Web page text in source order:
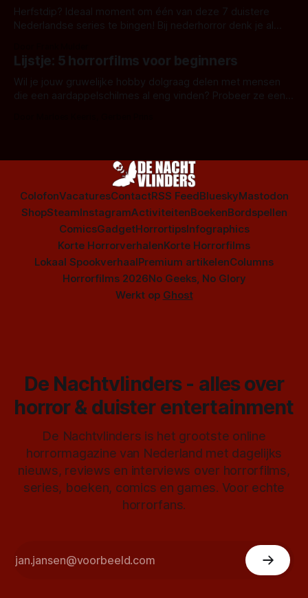
Herfstdip? Ideaal moment om één van deze 7 duistere
Nederlandse series te bingen! Bij nederhorror denk je al
Amsterdamned of The Johnsons. Maar Nederlandse horror
is niet beperkt tot films. Hier een aantal Nederlandse tv-
series uit het duistere of horrorgenre. Als
Lijstje: 5 horrorfilms voor beginners
Wil je jouw gruwelijke hobby dolgraag delen met mensen
die een aardappelschilmes al eng vinden? Probeer ze eens
ColofonVacaturesContactRSS FeedBlueskyMastodon
ShopSteamInstagramActiviteitenBoekenBordspellen
ComicsGadgetHorrortipsInfographics
Korte HorrorverhalenKorte Horrorfilms
Lokaal SpookverhaalPremium artikelenColumns
Horrorfilms 2026No Geeks, No Glory
Werkt op Ghost
De Nachtvlinders - alles over
horror & duister entertainment
De Nachtvlinders is het grootste online
horrormagazine van Nederland met dagelijks
nieuws, reviews en interviews over horrorfilms,
series, boeken, comics en games. Voor echte
horrorfans.